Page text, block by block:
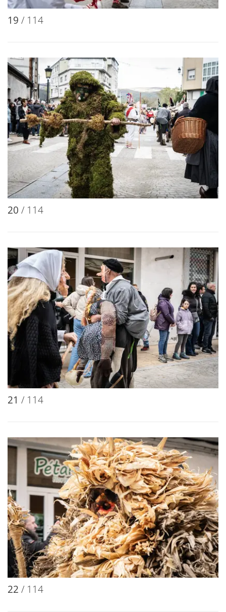
19 / 114
20 / 114
21 / 114
22 / 114